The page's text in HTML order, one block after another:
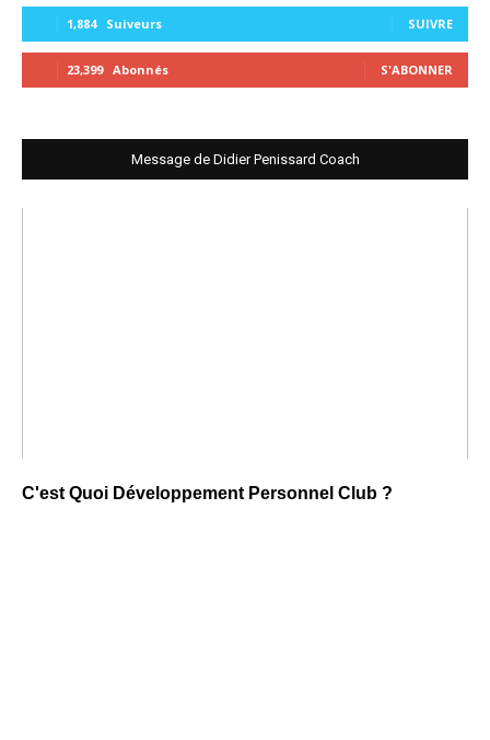
1,884 Suiveurs SUIVRE
23,399 Abonnés S'ABONNER
Message de Didier Penissard Coach
C'est Quoi Développement Personnel Club ?